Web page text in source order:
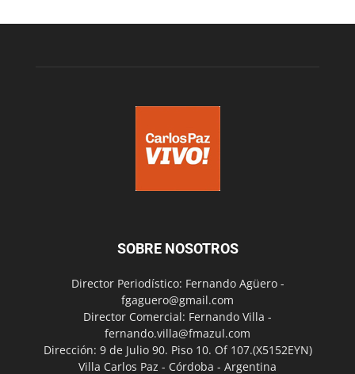
SOBRE NOSOTROS
Director Periodístico: Fernando Agüero -
fgaguero@gmail.com
Director Comercial: Fernando Villa -
fernando.villa@fmazul.com
Dirección: 9 de Julio 90. Piso 10. Of 107.(X5152EYN)
Villa Carlos Paz - Córdoba - Argentina